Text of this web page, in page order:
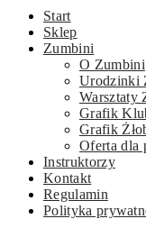
Start
Sklep
Zumbini
O Zumbini
Urodzinki
Warsztaty
Grafik
Grafik
Oferta dla
Instruktorzy
Kontakt
Regulamin
Polityka